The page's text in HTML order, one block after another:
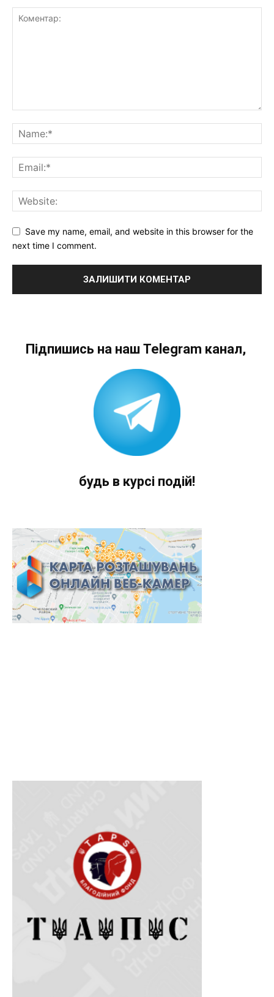
Save my name, email, and website in this browser for the
next time I comment.
Підпишись на наш Telegram канал,
будь в курсі подій!